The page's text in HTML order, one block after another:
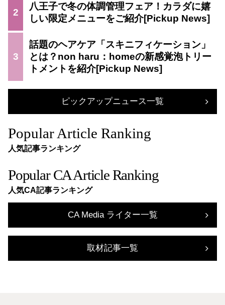
2
八王子で冬の体調管理フェア！カラダに嬉
しい限定メニューをご紹介
3
話題のヘアケア「スキニフィケーション」
とは？non haru：homeの新感覚泡トリー
トメントを紹介
ピックアップニュース一覧
Popular Article Ranking
人気記事ランキング
Popular CA Article Ranking
人気CA記事ランキング
CA Media ライター一覧
取材記事一覧